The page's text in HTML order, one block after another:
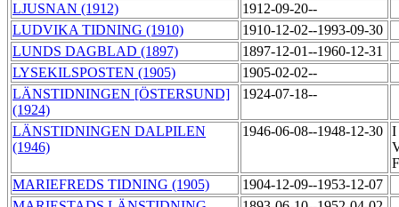
LJUSNAN (1912)
1912-09-20--
LUDVIKA TIDNING (1910)
1910-12-02--1993-09-30
LUNDS DAGBLAD (1897)
1897-12-01--1960-12-31
LYSEKILSPOSTEN (1905)
1905-02-02--
LÄNSTIDNINGEN [ÖSTERSUND]
(1924)
1924-07-18--
LÄNSTIDNINGEN DALPILEN
(1946)
1946-06-08--1948-12-30 I
MARIEFREDS TIDNING (1905)
1904-12-09--1953-12-07